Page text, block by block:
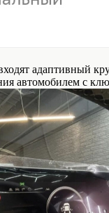
адаптивный
автомобилем с